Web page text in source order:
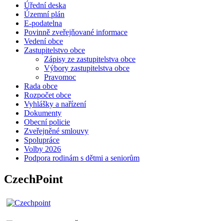
Úřední deska
Územní plán
E-podatelna
Povinně zveřejňované informace
Vedení obce
Zastupitelstvo obce
Zápisy ze zastupitelstva obce
Výbory zastupitelstva obce
Pravomoc
Rada obce
Rozpočet obce
Vyhlášky a nařízení
Dokumenty
Obecní policie
Zveřejněné smlouvy
Spolupráce
Volby 2026
Podpora rodinám s dětmi a seniorům
CzechPoint